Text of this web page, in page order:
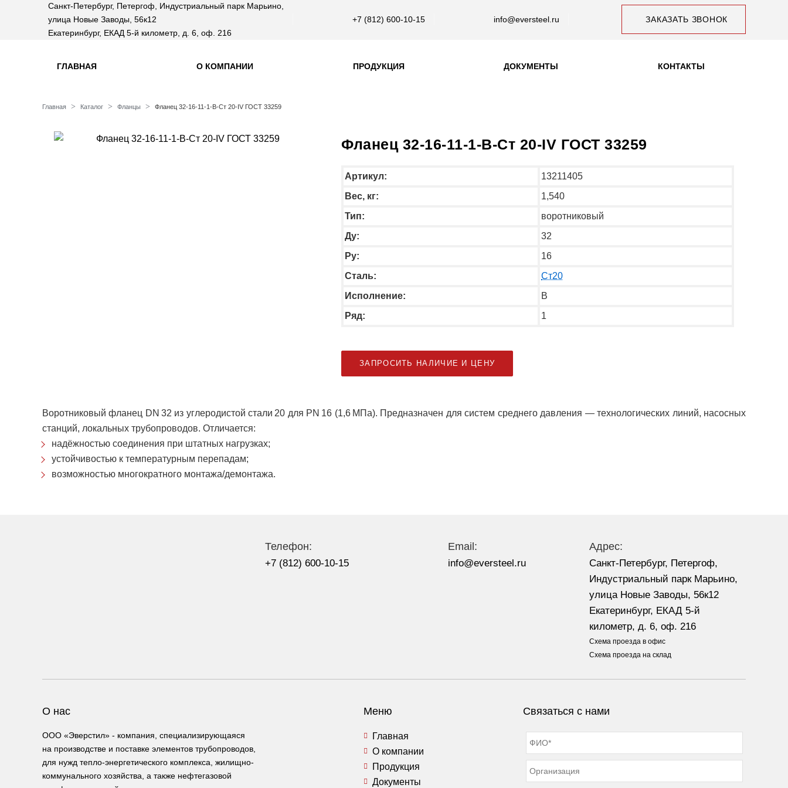
Санкт-Петербург, Петергоф, Индустриальный парк Марьино,
улица Новые Заводы, 56к12
Екатеринбург, ЕКАД 5-й километр, д. 6, оф. 216
+7 (812) 600-10-15 info@eversteel.ru ЗАКАЗАТЬ ЗВОНОК
ГЛАВНАЯ О КОМПАНИИ ПРОДУКЦИЯ ДОКУМЕНТЫ КОНТАКТЫ
Главная Каталог Фланцы Фланец 32-16-11-1-B-Ст 20-IV ГОСТ 33259
Фланец 32-16-11-1-B-Ст 20-IV ГОСТ 33259
Артикул:
13211405
Вес, кг:
1,540
Тип:
воротниковый
Ду:
32
Ру:
16
Сталь:
Ст20
Исполнение:
В
Ряд:
1
ЗАПРОСИТЬ НАЛИЧИЕ И ЦЕНУ
Воротниковый фланец DN 32 из углеродистой стали 20 для PN 16 (1,6 МПа). Предназначен для систем среднего давления — технологических линий, насосных
станций, локальных трубопроводов. Отличается:
надёжностью соединения при штатных нагрузках;
устойчивостью к температурным перепадам;
возможностью многократного монтажа/демонтажа.
Телефон:
+7 (812) 600-10-15
Email:
info@eversteel.ru
Адрес:
Санкт-Петербург, Петергоф,
Индустриальный парк Марьино,
улица Новые Заводы, 56к12
Екатеринбург, ЕКАД 5-й
километр, д. 6, оф. 216
Схема проезда в офис
Схема проезда на склад
О нас
ООО «Эверстил» - компания, специализирующаяся
на производстве и поставке элементов трубопроводов,
для нужд тепло-энергетического комплекса, жилищно-
коммунального хозяйства, а также нефтегазовой
Меню
Главная
О компании
Продукция
Документы
Связаться с нами